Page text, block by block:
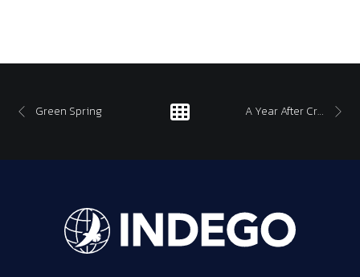
Green Spring A Year After Crisis